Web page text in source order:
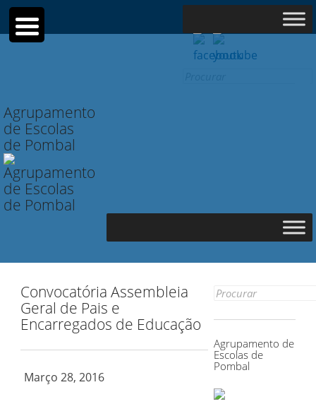
Agrupamento
de Escolas
de Pombal
Convocatória Assembleia
Geral de Pais e
Encarregados de Educação
Março 28, 2016
Search
Agrupamento de
Escolas de
Pombal